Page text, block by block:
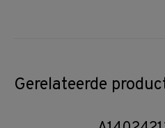
Gerelateerde